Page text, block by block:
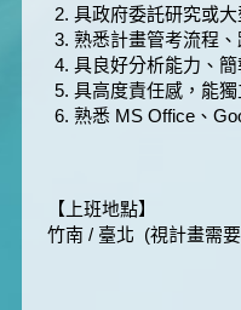
具政府委託研究或
熟悉計畫管考流程
具良好分析能力、
具高度責任感，能
熟悉 MS Office、
【上班地點】
竹南 / 臺北 (視計畫需